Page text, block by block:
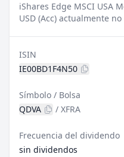
iShares Edge MSCI USA
USD (Acc) actualmente
ISIN
IE00BD1F4N50
Símbolo / Bolsa
QDVA
/ XFRA
Frecuencia del dividendo
sin dividendos